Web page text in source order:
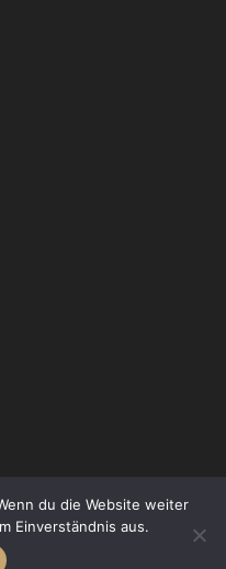
du die Website weiter
Einverständnis aus.